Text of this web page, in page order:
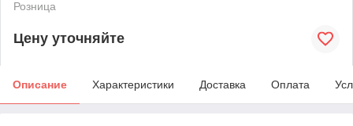
Розница
Цену уточняйте
Описание Характеристики Доставка Оплата